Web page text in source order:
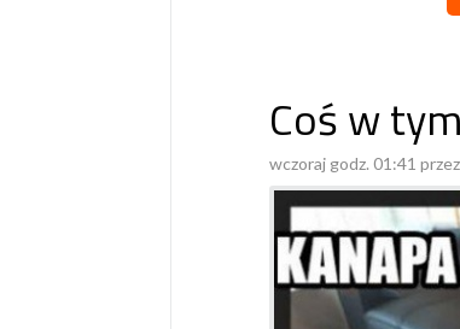
Coś w
wczoraj godz. 01:41